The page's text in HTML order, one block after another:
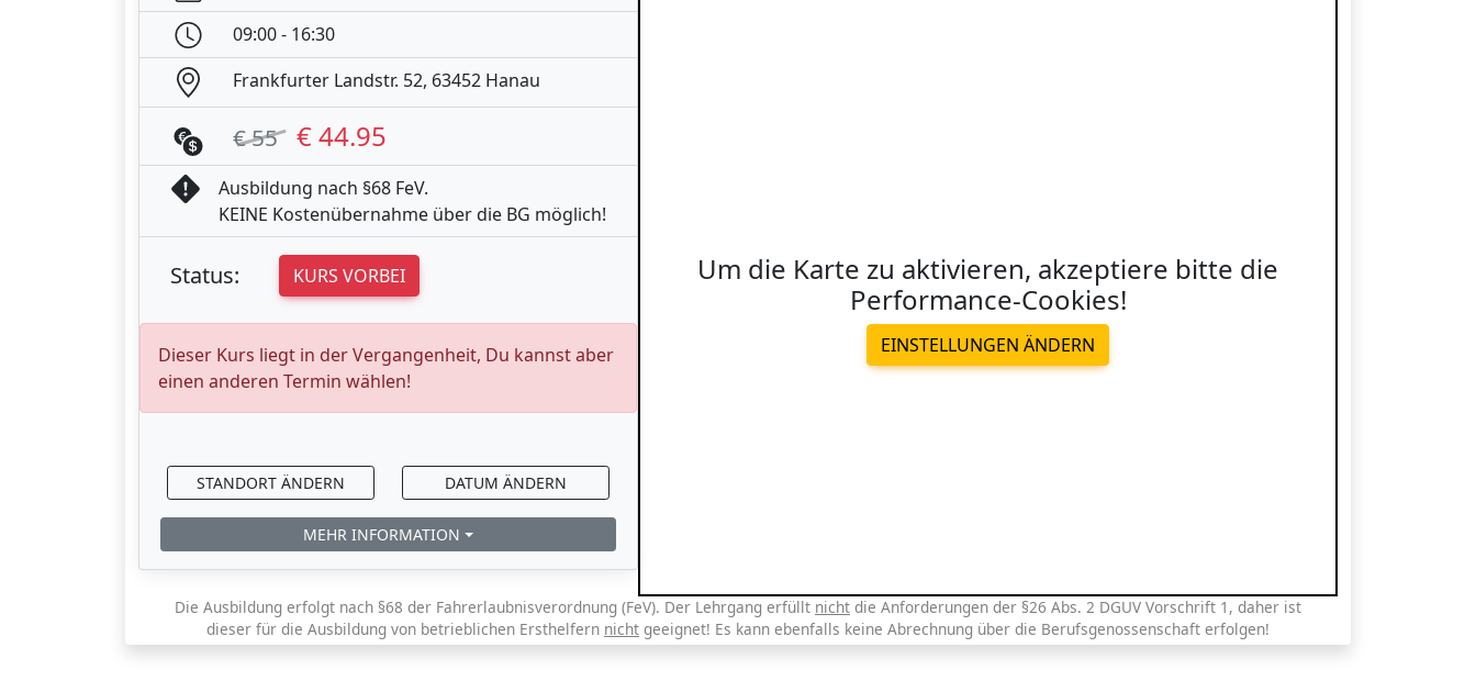
09:00 - 16:30
Frankfurter Landstr. 52, 63452 Hanau
€ 55 € 44.95
Ausbildung nach §68 FeV.
KEINE Kostenübernahme über die BG möglich!
Status: KURS VORBEI
Dieser Kurs liegt in der Vergangenheit, Du kannst aber
einen anderen Termin wählen!
STANDORT ÄNDERN DATUM ÄNDERN
MEHR INFORMATION
Um die Karte zu aktivieren, akzeptiere bitte die
Performance-Cookies!
EINSTELLUNGEN ÄNDERN
Die Ausbildung erfolgt nach §68 der Fahrerlaubnisverordnung (FeV). Der Lehrgang erfüllt nicht die Anforderungen der §26 Abs. 2 DGUV Vorschrift 1, daher ist
dieser für die Ausbildung von betrieblichen Ersthelfern nicht geeignet! Es kann ebenfalls keine Abrechnung über die Berufsgenossenschaft erfolgen!